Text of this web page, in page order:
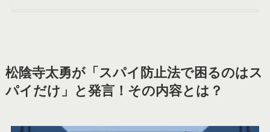
松陰寺太勇が「スパイ防止法で困るのはス
パイだけ」と発言！その内容とは？